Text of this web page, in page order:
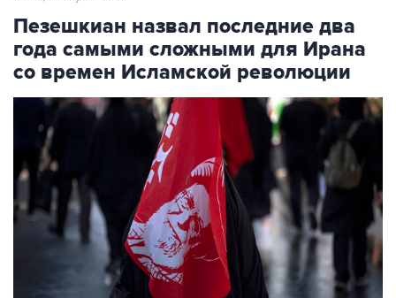
Пезешкиан назвал последние два
года самыми сложными для Ирана
со времен Исламской революции